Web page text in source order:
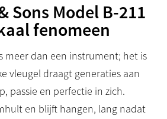
Sons Model B-211
fenomeen
meer dan een instrument; het is
vleugel draagt generaties aan
passie en perfectie in zich.
en blijft hangen, lang nadat